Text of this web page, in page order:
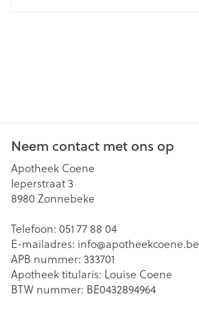
Neem contact met ons op
Apotheek Coene
Ieperstraat 3
8980 Zonnebeke
Telefoon: 051 77 88 04
E-mailadres: info@apotheekcoene.be
APB nummer: 333701
Apotheek titularis: Louise Coene
BTW nummer: BE0432894964